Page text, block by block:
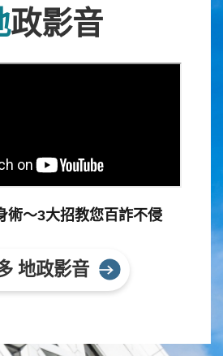
地政影音
術～3大招教您百詐不侵
地政影音